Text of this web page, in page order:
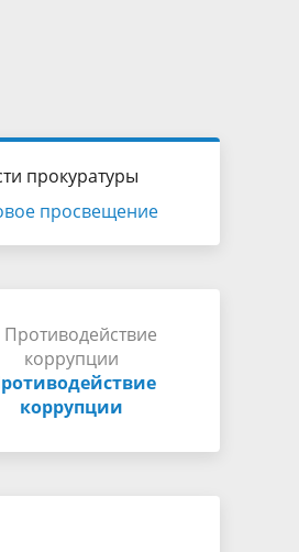
прокуратуры
просвещение
коррупции